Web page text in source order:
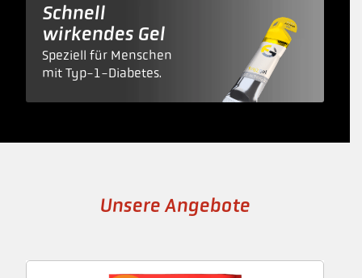
Schnell
wirkendes Gel
Speziell für Menschen
mit Typ-1-Diabetes.
Unsere Angebote